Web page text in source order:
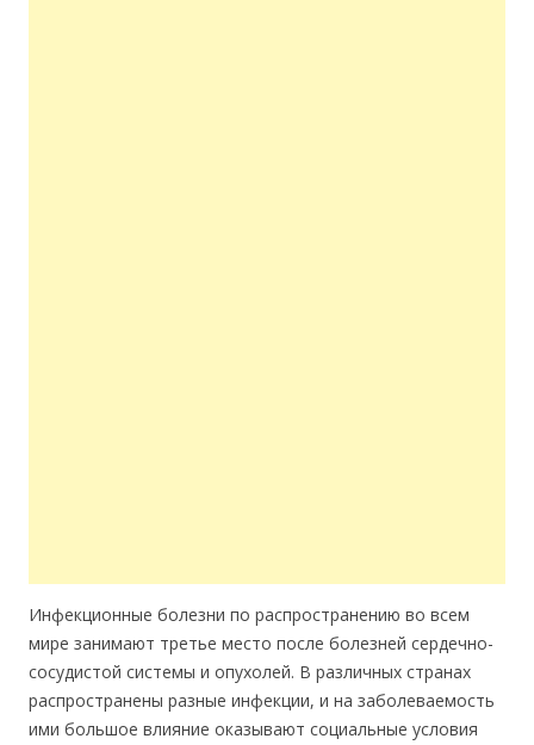
Инфекционные болезни по распространению во всем
мире занимают третье место после болезней сердечно-
сосудистой системы и опухолей. В различных странах
распространены разные инфекции, и на заболеваемость
ими большое влияние оказывают социальные условия